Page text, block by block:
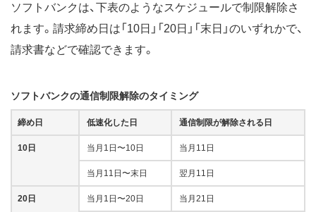
ソフトバンクは、下表のようなスケジュールで制限解除さ
れます。請求締め日は「10日」「20日」「末日」のいずれかで、
請求書などで確認できます。
ソフトバンクの通信制限解除のタイミング
締め日 低速化した日 通信制限が解除される日
10日 当月1日〜10日 当月11日
当月11日〜末日 翌月11日
20日 当月1日〜20日 当月21日